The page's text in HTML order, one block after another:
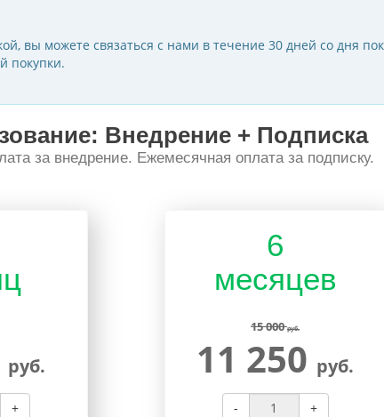
вы можете связаться с нами в течение 30 дней со дня
покупки.
Внедрение + Подписка
за внедрение. Ежемесячная оплата за подписку.
руб.
+
6
месяцев
15 000руб.
11 250 руб.
- +